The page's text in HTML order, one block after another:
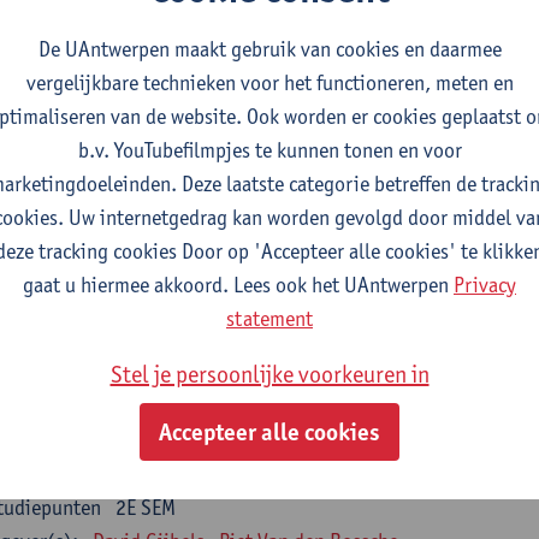
Psychology
2E SEM
studiepunten
Katrien Maldoy Konrad Rudnicki
en crossmedialiteit
1E SEM
Steve Paulussen
Communicatie
cluster opleidings- en onderwijswetenschappen
2E SEM
De UAntwerpen maakt gebruik van cookies en daarmee
vergelijkbare technieken voor het functioneren, meten en
van de website. Ook worden er cookies geplaatst
b.v. YouTubefilmpjes te kunnen tonen en voor
Deze laatste categorie betreffen de
Uw internetgedrag kan worden gevolgd door middel
tracking cookies Door op 'Accepteer alle cookies' te
gaat u hiermee akkoord. Lees ook het UAntwerpen Privacy
statement
Stel je persoonlijke voorkeuren in
Accepteer alle cookies